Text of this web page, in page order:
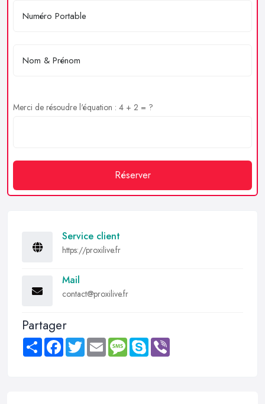
Merci de résoudre l'équation : 4 + 2 = ?
Réserver
Service client
https://proxilive.fr
Mail
contact@proxilive.fr
Partager
Share FacebookTwitter Email MessageSkype